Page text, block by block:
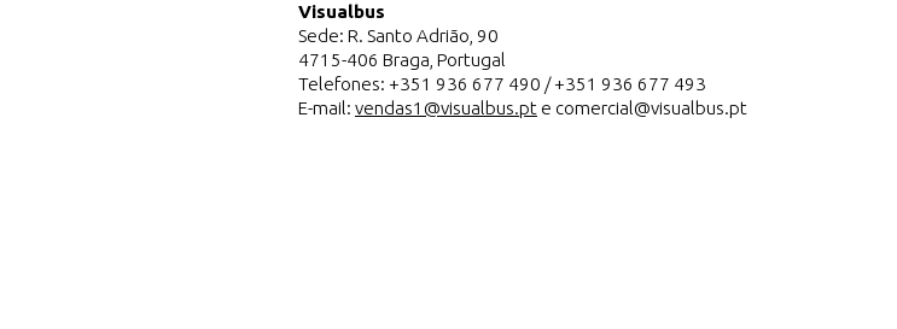
Visualbus
Sede: R. Santo Adrião, 90
4715-406 Braga, Portugal
Telefones: +351 936 677 490 / +351 936 677 493
E-mail: vendas1@visualbus.pt e comercial@visualbus.pt